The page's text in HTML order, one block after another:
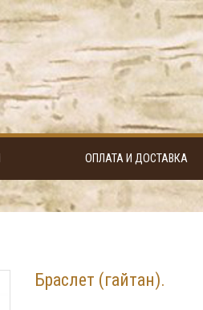
ОПЛАТА И ДОСТАВКА
Браслет (гайтан).